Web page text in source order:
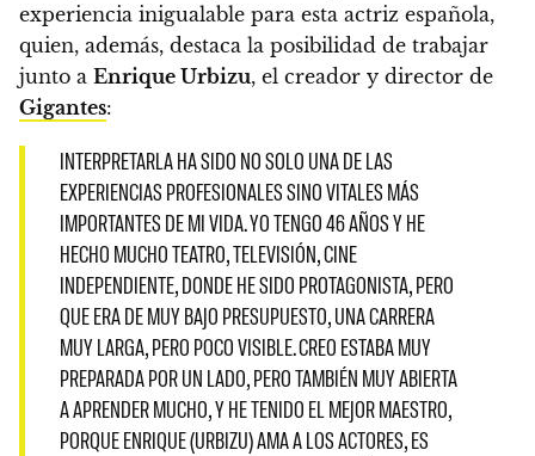
experiencia inigualable para esta actriz española,
quien, además, destaca la posibilidad de trabajar
junto a Enrique Urbizu, el creador y director de
Gigantes:
INTERPRETARLA HA SIDO NO SOLO UNA DE LAS
EXPERIENCIAS PROFESIONALES SINO VITALES MÁS
IMPORTANTES DE MI VIDA. YO TENGO 46 AÑOS Y HE
HECHO MUCHO TEATRO, TELEVISIÓN, CINE
INDEPENDIENTE, DONDE HE SIDO PROTAGONISTA, PERO
QUE ERA DE MUY BAJO PRESUPUESTO, UNA CARRERA
MUY LARGA, PERO POCO VISIBLE. CREO ESTABA MUY
PREPARADA POR UN LADO, PERO TAMBIÉN MUY ABIERTA
A APRENDER MUCHO, Y HE TENIDO EL MEJOR MAESTRO,
PORQUE ENRIQUE (URBIZU) AMA A LOS ACTORES, ES